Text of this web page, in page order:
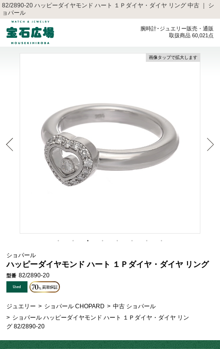
82/2890-20 ハッピーダイヤモンド ハート １Ｐダイヤ・ダイヤ リング 中古 ｜ シ
ョパール
腕時計･ジュエリー販売・通販
取扱商品 60,021点
画像タップで拡大します
ショパール
ハッピーダイヤモンド ハート １Ｐダイヤ・ダイヤ リング
型番 82/2890-20
ジュエリー > ショパール CHOPARD > 中古 ショパール
> ショパール ハッピーダイヤモンド ハート １Ｐダイヤ・ダイヤ リン
グ 82/2890-20